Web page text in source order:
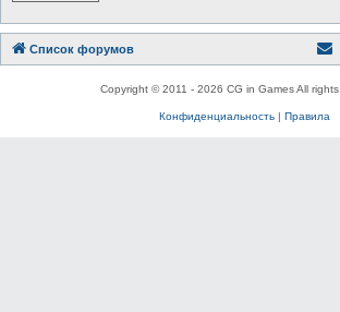
Список форумов
Copyright © 2011 - 2026 CG in Games All rights
Конфиденциальность| Правила